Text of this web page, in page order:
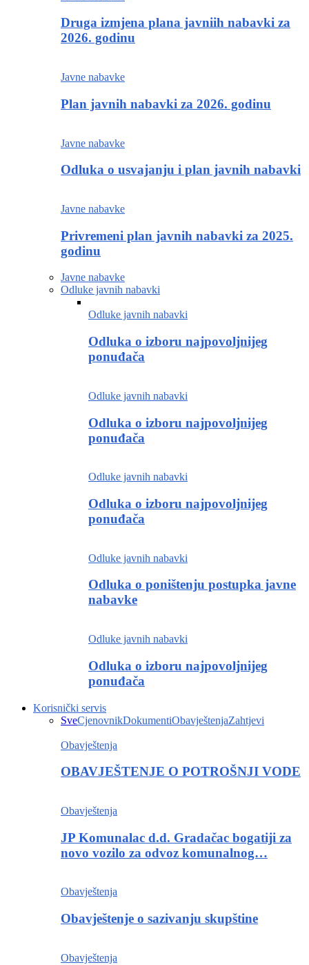
Druga izmjena plana javniih nabavki za
2026. godinu
Javne nabavke
Plan javnih nabavki za 2026. godinu
Javne nabavke
Odluka o usvajanju i plan javnih nabavki
Javne nabavke
Privremeni plan javnih nabavki za 2025.
godinu
Javne nabavke
Odluke javnih nabavki
Odluke javnih nabavki
Odluka o izboru najpovoljnijeg
ponuđača
Odluke javnih nabavki
Odluka o izboru najpovoljnijeg
ponuđača
Odluke javnih nabavki
Odluka o izboru najpovoljnijeg
ponuđača
Odluke javnih nabavki
Odluka o poništenju postupka javne
nabavke
Odluke javnih nabavki
Odluka o izboru najpovoljnijeg
ponuđača
Korisnički servis
SveCjenovnikDokumentiObavještenjaZahtjevi
Obavještenja
OBAVJEŠTENJE O POTROŠNJI VODE
Obavještenja
JP Komunalac d.d. Gradačac bogatiji za
novo vozilo za odvoz komunalnog…
Obavještenja
Obavještenje o sazivanju skupštine
Obavještenja